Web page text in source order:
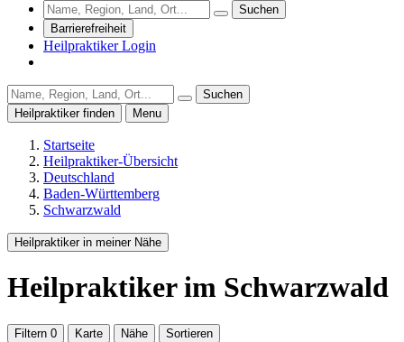
Suchen
Barrierefreiheit
Heilpraktiker Login
Suchen
Heilpraktiker finden
Menu
Startseite
Heilpraktiker-Übersicht
Deutschland
Baden-Württemberg
Schwarzwald
Heilpraktiker in meiner Nähe
Heilpraktiker im Schwarzwald
Filtern 0 Karte Nähe Sortieren